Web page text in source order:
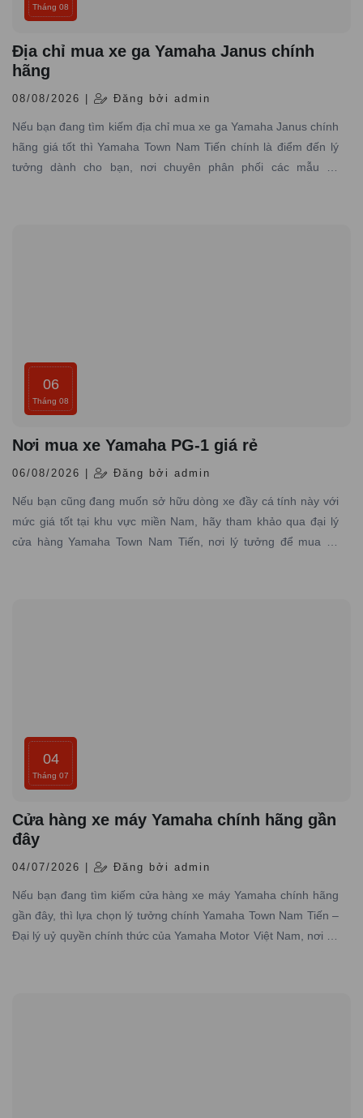
Tháng 08
Địa chỉ mua xe ga Yamaha Janus chính
hãng
08/08/2026 | Đăng bởi admin
Nếu bạn đang tìm kiếm địa chỉ mua xe ga Yamaha Janus chính
hãng giá tốt thì Yamaha Town Nam Tiến chính là điểm đến lý
tưởng dành cho bạn, nơi chuyên phân phối các mẫu xe
06
Tháng 08
Nơi mua xe Yamaha PG-1 giá rẻ
06/08/2026 | Đăng bởi admin
Nếu bạn cũng đang muốn sở hữu dòng xe đầy cá tính này với
mức giá tốt tại khu vực miền Nam, hãy tham khảo qua đại lý
cửa hàng Yamaha Town Nam Tiến, nơi lý tưởng để mua xe
04
Tháng 07
Cửa hàng xe máy Yamaha chính hãng gần
đây
04/07/2026 | Đăng bởi admin
Nếu bạn đang tìm kiếm cửa hàng xe máy Yamaha chính hãng
gần đây, thì lựa chọn lý tưởng chính Yamaha Town Nam Tiến –
Đại lý uỷ quyền chính thức của Yamaha Motor Việt Nam, nơi có